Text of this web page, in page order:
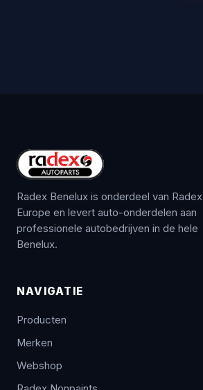
Radex Benelux is onderdeel van Radex
Europe en levert auto-onderdelen aan
professionele autobedrijven in de hele
Benelux.
NAVIGATIE
Producten
Merken
Webshop